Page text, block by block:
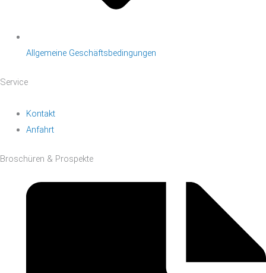
Allgemeine Geschäftsbedingungen
Service
Kontakt
Anfahrt
Broschüren & Prospekte